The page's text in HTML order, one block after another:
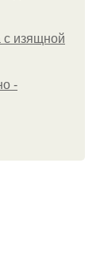
с изящной
-